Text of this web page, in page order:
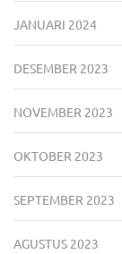
JANUARI 2024
DESEMBER 2023
NOVEMBER 2023
OKTOBER 2023
SEPTEMBER 2023
AGUSTUS 2023